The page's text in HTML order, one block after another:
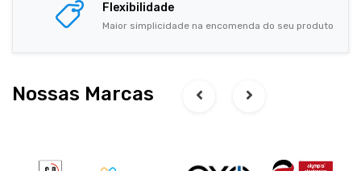
Flexibilidade
Maior simplicidade na encomenda do seu produto
Nossas Marcas